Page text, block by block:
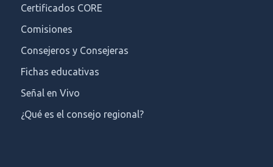
Certificados CORE
Comisiones
Consejeros y Consejeras
Fichas educativas
Señal en Vivo
¿Qué es el consejo regional?